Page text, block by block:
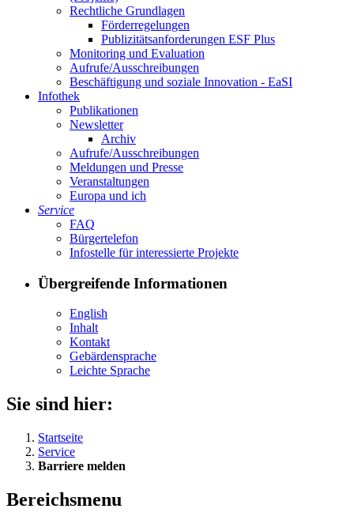
Recht­li­che Grund­la­gen
För­der­re­ge­lun­gen
Pu­bli­zi­täts­an­for­de­run­gen ESF Plus
Mo­ni­to­ring und Eva­lua­ti­on
Auf­ru­fe/Aus­schrei­bun­gen
Be­schäf­ti­gung und so­zia­le In­no­va­ti­on - Ea­SI
In­fo­thek
Pu­bli­ka­tio­nen
Newslet­ter
Ar­chiv
Auf­ru­fe/Aus­schrei­bun­gen
Mel­dun­gen und Pres­se
Ver­an­stal­tun­gen
Eu­ro­pa und ich
Ser­vice
FAQ
Bür­ger­te­le­fon
In­fo­stel­le für in­ter­es­sier­te Pro­jek­te
Übergreifende Informationen
English
In­halt
Kon­takt
Ge­bär­den­spra­che
Leich­te Spra­che
Sie sind hier:
Startseite
Service
Barriere melden
Bereichsmenu